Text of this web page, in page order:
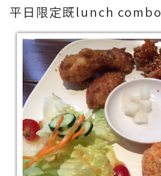
平日限定既lunch combo